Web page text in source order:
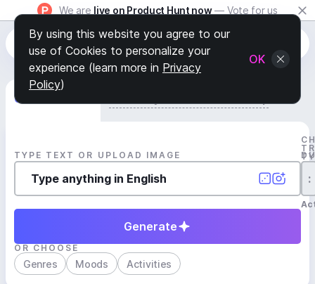
We are live on Product Hunt now — Vote for us
Generate Track
TYPE TEXT OR UPLOAD IMAGE
:
Generate
OR CHOOSE
Genres Moods Activities
By using this website you agree to our
use of Cookies to personalize your
experience (learn more in Privacy
Policy)
OK